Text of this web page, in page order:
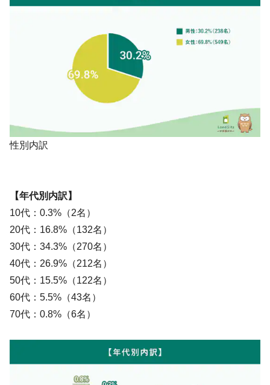
性別内訳
【年代別内訳】
10代：0.3%（2名）
20代：16.8%（132名）
30代：34.3%（270名）
40代：26.9%（212名）
50代：15.5%（122名）
60代：5.5%（43名）
70代：0.8%（6名）